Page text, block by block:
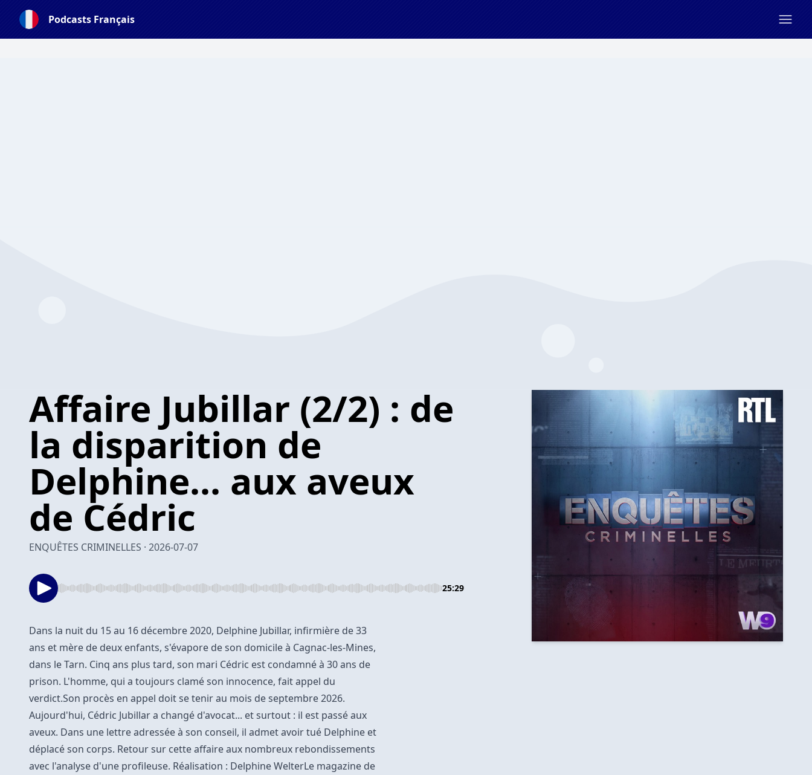
Podcasts Français
Affaire Jubillar (2/2) : de
la disparition de
Delphine... aux aveux
de Cédric
ENQUÊTES CRIMINELLES · 2026-07-07
25:29
Dans la nuit du 15 au 16 décembre 2020, Delphine Jubillar, infirmière de 33
ans et mère de deux enfants, s'évapore de son domicile à Cagnac-les-Mines,
dans le Tarn. Cinq ans plus tard, son mari Cédric est condamné à 30 ans de
prison. L'homme, qui a toujours clamé son innocence, fait appel du
verdict.Son procès en appel doit se tenir au mois de septembre 2026.
Aujourd'hui, Cédric Jubillar a changé d'avocat... et surtout : il est passé aux
aveux. Dans une lettre adressée à son conseil, il admet avoir tué Delphine et
déplacé son corps. Retour sur cette affaire aux nombreux rebondissements
avec l'analyse d'une profileuse. Réalisation : Delphine WelterLe magazine de